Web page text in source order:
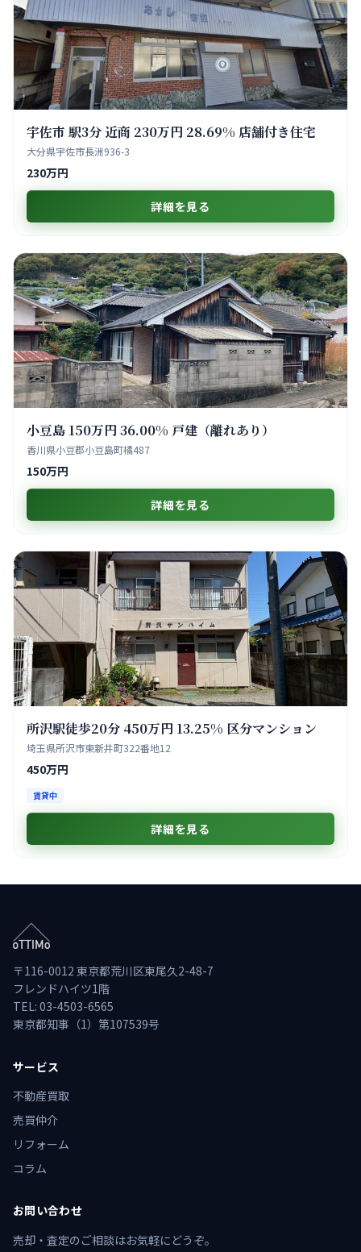
宇佐市 駅3分 近商 230万円 28.69% 店舗付き住宅
大分県宇佐市長洲936-3
230万円
詳細を見る
小豆島 150万円 36.00% 戸建（離れあり）
香川県小豆郡小豆島町橘487
150万円
詳細を見る
所沢駅徒歩20分 450万円 13.25% 区分マンション
埼玉県所沢市東新井町322番地12
450万円
賃貸中
詳細を見る
〒116-0012 東京都荒川区東尾久2-48-7
フレンドハイツ1階
TEL: 03-4503-6565
東京都知事（1）第107539号
サービス
不動産買取
売買仲介
リフォーム
コラム
お問い合わせ
売却・査定のご相談はお気軽にどうぞ。